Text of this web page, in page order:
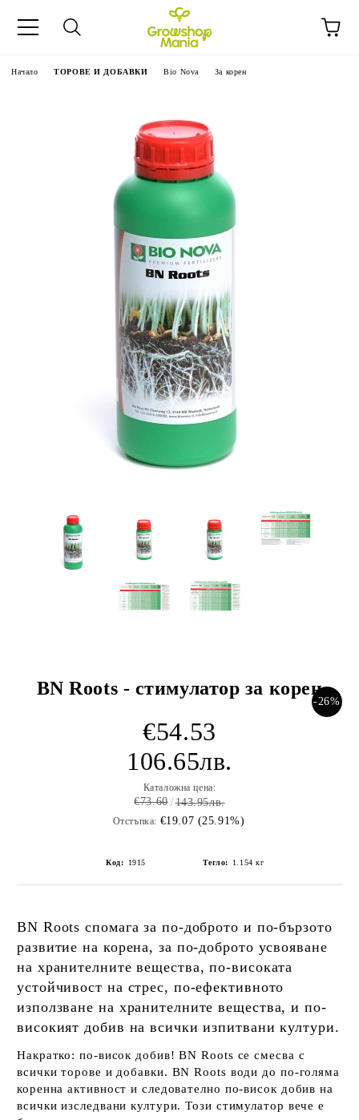
Начало ТОРОВЕ И ДОБАВКИ Bio Nova За корен
BN Roots - стимулатор за корен
-26%
€54.53
106.65лв.
Каталожна цена:
€73.60 143.95лв.
Отстъпка: €19.07 (25.91%)
Код: 1915 Тегло: 1.154 кг
BN Roots спомага за по-доброто и по-бързото
развитие на корена, за по-доброто усвояване
на хранителните вещества, по-високата
устойчивост на стрес, по-ефективното
използване на хранителните вещества, и по-
високият добив на всички изпитвани култури.
Накратко: по-висок добив! BN Roots се смесва с
всички торове и добавки. BN Roots води до по-голяма
коренна активност и следователно по-висок добив на
всички изследвани култури. Този стимулатор вече е